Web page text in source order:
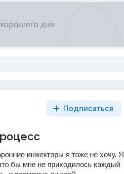
Подписаться
инжекторы я тоже не хочу. Я
бы мне не приходилось каждый